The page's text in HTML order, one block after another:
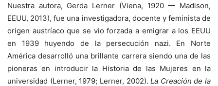
Nuestra autora, Gerda Lerner (Viena, 1920 — Madison,
EEUU, 2013), fue una investigadora, docente y feminista de
origen austríaco que se vio forzada a emigrar a los EEUU
en 1939 huyendo de la persecución nazi. En Norte
América desarrolló una brillante carrera siendo una de las
pioneras en introducir la Historia de las Mujeres en la
universidad (Lerner, 1979; Lerner, 2002).La Creación de la